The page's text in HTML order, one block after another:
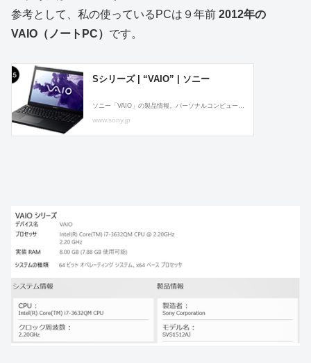
参考として、私の使っているPCは９年前 2012年の
VAIO（ノートPC） です。